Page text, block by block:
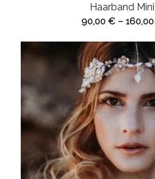
Haarband Mini
90,00 €– 160,00